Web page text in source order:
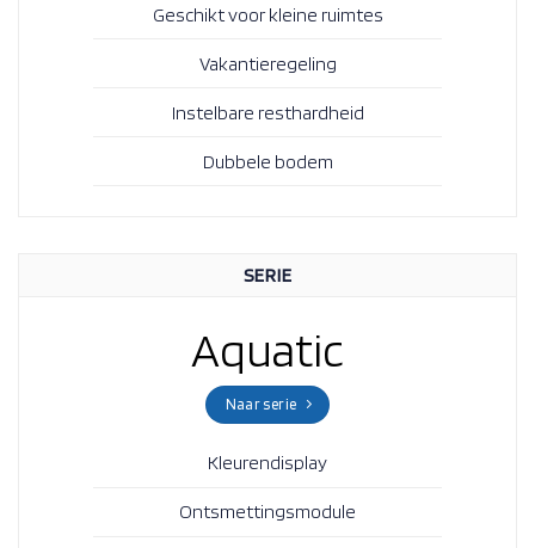
Geschikt voor kleine ruimtes
Vakantieregeling
Instelbare resthardheid
Dubbele bodem
SERIE
Aquatic
Naar serie
Kleurendisplay
Ontsmettingsmodule